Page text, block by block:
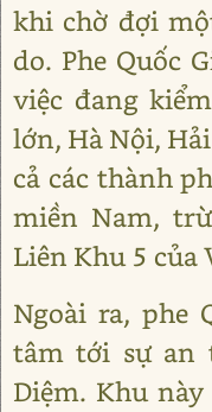
khi chờ đợi
do. Phe Quốc
việc đang
lớn, Hà Nội,
cả các thành
miền Nam,
Liên Khu 5 của
Ngoài ra, phe
tâm tới sự an
Diệm. Khu